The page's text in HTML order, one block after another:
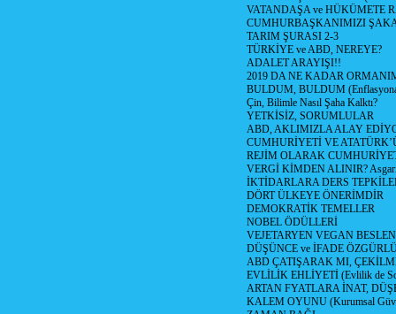
VATANDAŞA ve HÜKÜMETE
CUMHURBAŞKANIMIZI
TARIM ŞURASI 2-3
TÜRKİYE ve ABD, NEREYE?
ADALET ARAYIŞI!!
2019 DA NE KADAR
BULDUM, BULDUM
Çin, Bilimle Nasıl Şaha Kalktı?
YETKİSİZ, SORUMLULAR
ABD, AKLIMIZLA ALAY
CUMHURİYETİ VE
REJİM OLARAK
VERGİ KİMDEN ALINIR?
İKTİDARLARA DERS
DÖRT ÜLKEYE ÖNERİMDİR
DEMOKRATİK TEMELLER
NOBEL ÖDÜLLERİ
VEJETARYEN VEGAN
DÜŞÜNCE ve İFADE
ABD ÇATIŞARAK MI,
EVLİLİK EHLİYETİ (Evlilik de
ARTAN FYATLARA İNAT,
KALEM OYUNU (Kurumsal